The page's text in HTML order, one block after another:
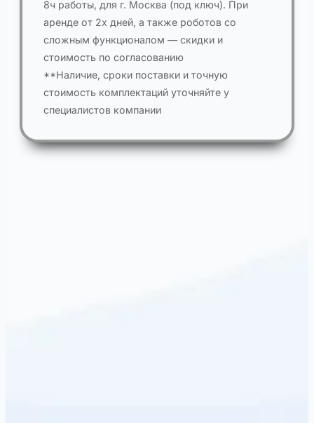
8ч работы, для г. Москва (под ключ). При
аренде от 2х дней, а также роботов со
сложным функционалом — скидки и
стоимость по согласованию
**Наличие, сроки поставки и точную
стоимость комплектаций уточняйте у
специалистов компании